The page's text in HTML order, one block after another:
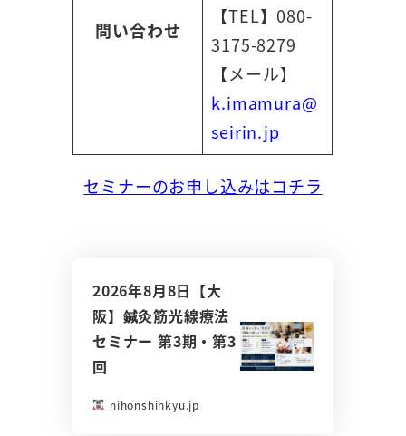
問い合わせ
【TEL】080-
3175-8279
【メール】
k.imamura@
seirin.jp
セミナーのお申し込みはコチラ
2026年8月8日【大
阪】鍼灸筋光線療法
セミナー 第3期・第3
回
nihonshinkyu.jp